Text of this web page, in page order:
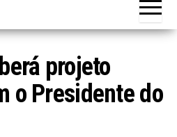
projeto
o Presidente do